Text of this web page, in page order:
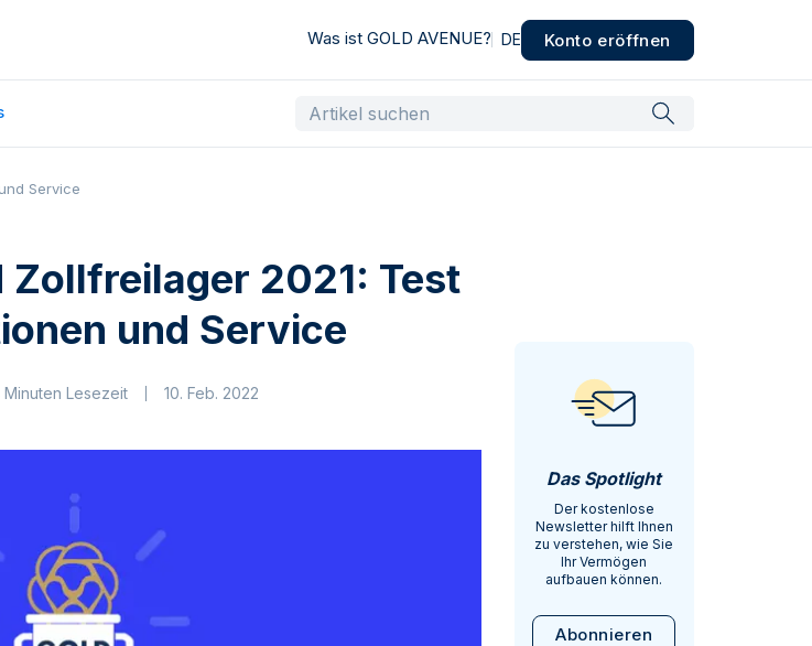
Was ist GOLD AVENUE? DE Konto eröffnen
Service
Zollfreilager 2021: Test
und Service
Minuten Lesezeit 10. Feb. 2022
Das Spotlight
Der kostenlose
Newsletter hilft Ihnen
zu verstehen, wie Sie
Ihr Vermögen
aufbauen können.
Abonnieren